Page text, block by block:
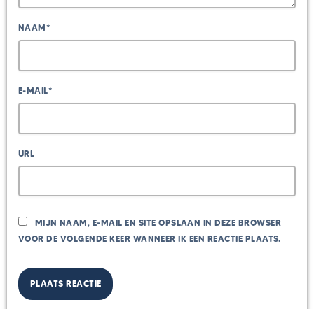
NAAM*
E-MAIL*
URL
MIJN NAAM, E-MAIL EN SITE OPSLAAN IN DEZE BROWSER
VOOR DE VOLGENDE KEER WANNEER IK EEN REACTIE PLAATS.